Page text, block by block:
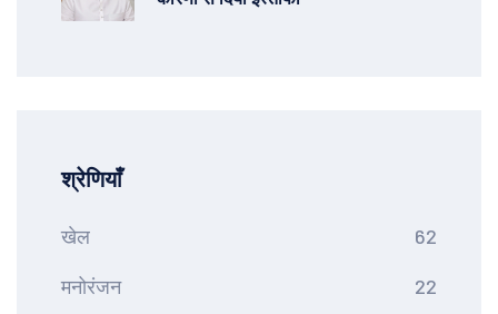
श्रेणियाँ
खेल 62
मनोरंजन 22